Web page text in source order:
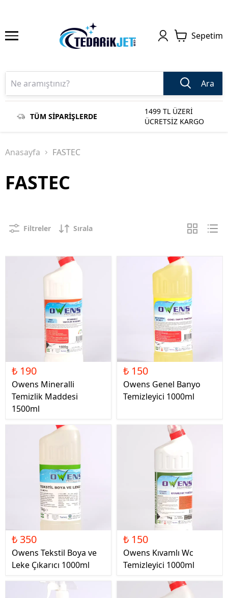
Sepetim
Ara
TÜM SİPARİŞLERDE
1499 TL ÜZERİ
ÜCRETSİZ KARGO
Anasayfa FASTEC
FASTEC
Filtreler Sırala
₺ 190
Owens Mineralli
Temizlik Maddesi
1500ml
₺ 150
Owens Genel Banyo
Temizleyici 1000ml
₺ 350
Owens Tekstil Boya ve
Leke Çıkarıcı 1000ml
₺ 150
Owens Kıvamlı Wc
Temizleyici 1000ml